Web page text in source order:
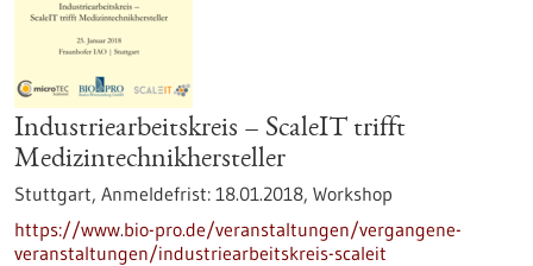
Industriearbeitskreis – ScaleIT trifft
Medizintechnikhersteller
Stuttgart, Anmeldefrist: 18.01.2018, Workshop
https://www.bio-pro.de/veranstaltungen/vergangene-
veranstaltungen/industriearbeitskreis-scaleit